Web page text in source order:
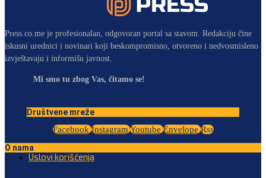
Press.co.me je profesionalan, odgovoran portal sa stavom. Redakciju čine
iskusni urednici i novinari koji beskompromisno, otvoreno i nedvosmisleno
izvještavaju i informišu javnost.
Mi smo tu zbog Vas, čitamo se!
Društvene mreže
Facebook Instagram Youtube Envelope Rss
O nama
Uslovi korišćenja